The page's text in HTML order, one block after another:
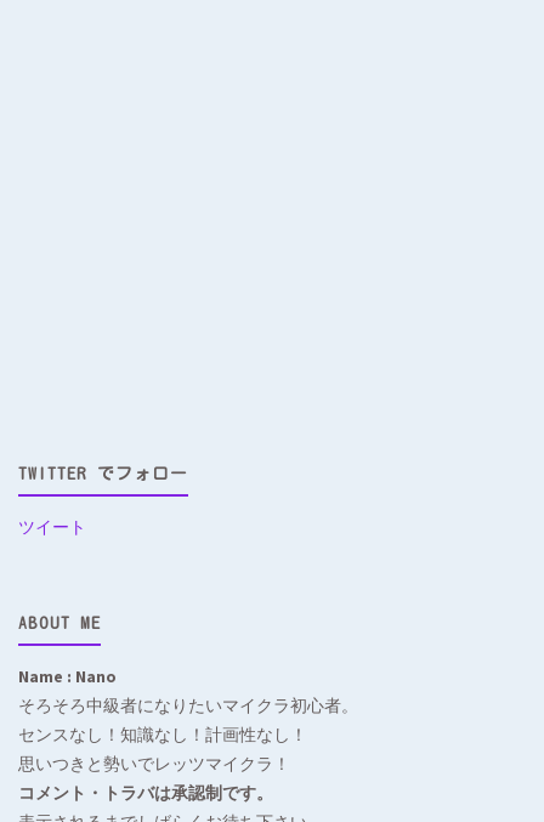
TWITTER でフォロー
ツイート
ABOUT ME
Name : Nano
そろそろ中級者になりたいマイクラ初心者。
センスなし！知識なし！計画性なし！
思いつきと勢いでレッツマイクラ！
コメント・トラバは承認制です。